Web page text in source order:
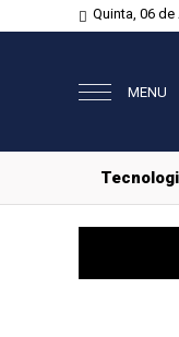
Quinta, 06
MENU